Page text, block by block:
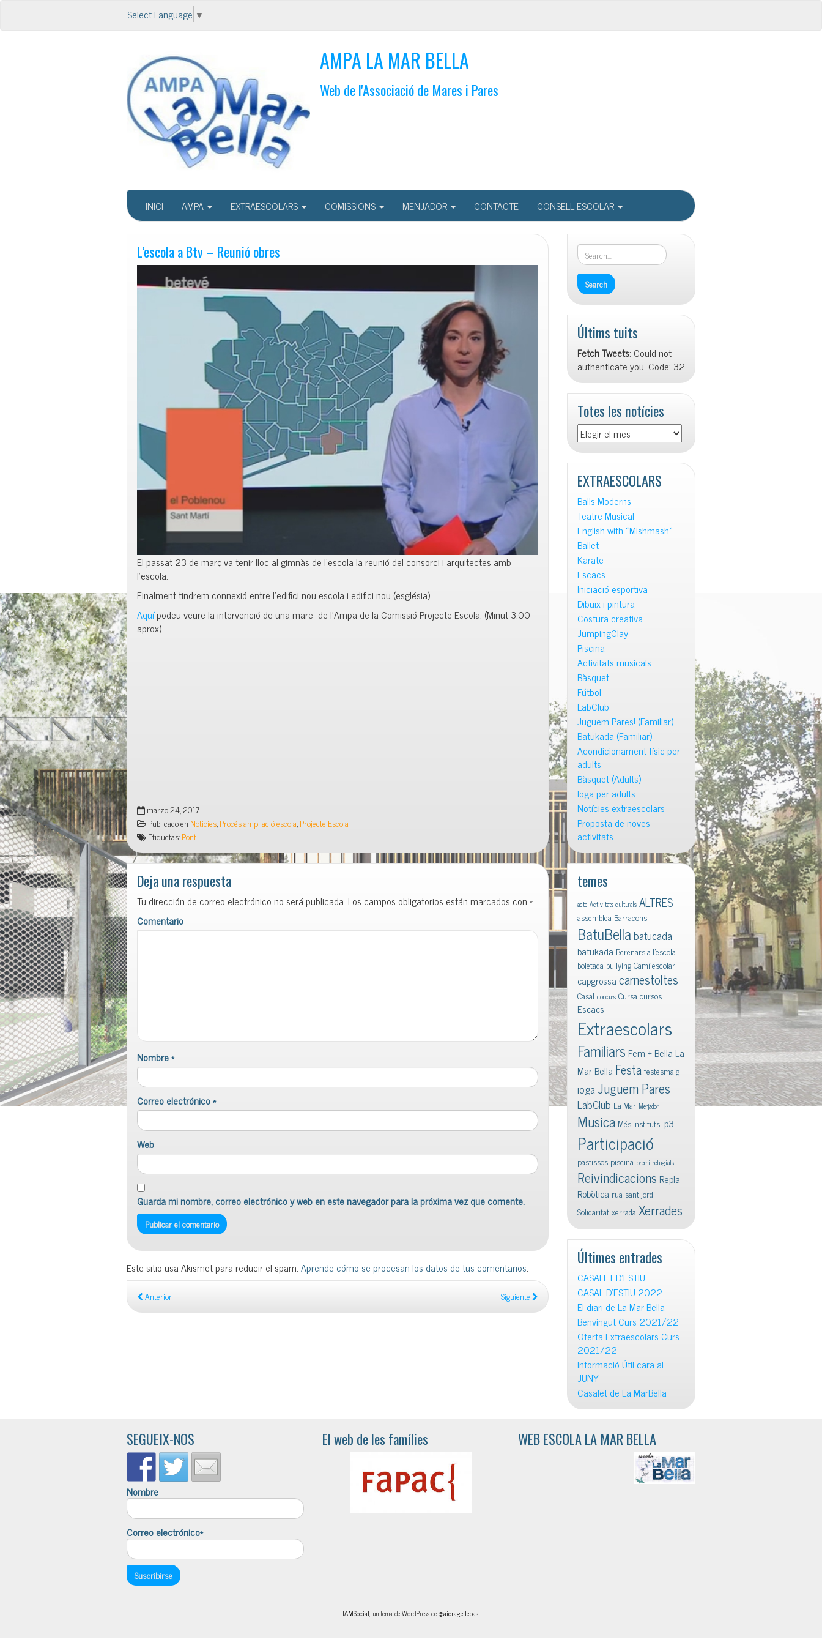
Select Language ▼
AMPA LA MAR BELLA
Web de l'Associació de Mares i Pares
INICI AMPA EXTRAESCOLARS COMISSIONS MENJADOR CONTACTE CONSELL ESCOLAR
L’escola a Btv – Reunió obres
El passat 23 de març va tenir lloc al gimnàs de l’escola la reunió del consorci i arquitectes amb
l’escola.
Finalment tindrem connexió entre l’edifici nou escola i edifici nou (església).
Aquípodeu veure la intervenció de una mare de l’Ampa de la Comissió Projecte Escola. (Minut 3:00
aprox).
marzo 24, 2017
Publicado en Noticies,Procés ampliació escola,Projecte Escola
Etiquetas:Pont
Deja una respuesta
Tu dirección de correo electrónico no será publicada. Los campos obligatorios están marcados con*
Comentario
Nombre*
Correo electrónico*
Web
Guarda mi nombre, correo electrónico y web en este navegador para la próxima vez que comente.
Este sitio usa Akismet para reducir el spam.Aprende cómo se procesan los datos de tus comentarios.
Anterior Siguiente
Últims tuits
Fetch Tweets: Could not
authenticate you. Code: 32
Totes les notícies
Totes
les
notícies
EXTRAESCOLARS
Balls Moderns
Teatre Musical
English with «Mishmash»
Ballet
Karate
Escacs
Iniciació esportiva
Dibuix i pintura
Costura creativa
JumpingClay
Piscina
Activitats musicals
Bàsquet
Fútbol
LabClub
Juguem Pares! (Familiar)
Batukada (Familiar)
Acondicionament físic per
adults
Bàsquet (Adults)
Ioga per adults
Notícies extraescolars
Proposta de noves
activitats
temes
acte Activitats culturals ALTRES
assemblea Barracons
BatuBellabatucada
batukada Berenars a l'escola
boletada bullyingCamí escolar
capgrossacarnestoltes
Casal concurs Cursa cursos
Escacs
Extraescolars
Familiars Fem + Bella La
Mar Bella Festafestesmaig
iogaJuguem Pares
LabClub La Mar Menjador
Musica Més Instituts! p3
Participació
pastissos piscina premi refugiats
Reivindicacions Repla
Robòtica rua sant jordi
Solidaritatxerrada Xerrades
Últimes entrades
CASALET D’ESTIU
CASAL D’ESTIU 2022
El diari de La Mar Bella
Benvingut Curs 2021/22
Oferta Extraescolars Curs
2021/22
Informació Útil cara al
JUNY
Casalet de La MarBella
SEGUEIX-NOS
Nombre
Correo electrónico*
El web de les famílies WEB ESCOLA LA MAR BELLA
IAMSocial, un tema de WordPress de@aicragellebasi